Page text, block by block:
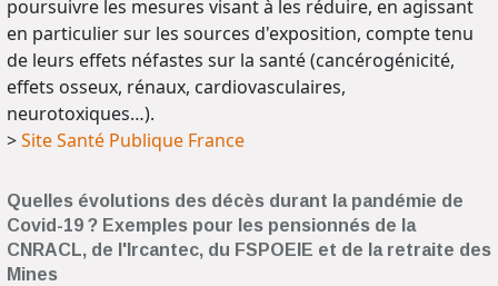
poursuivre les mesures visant à les réduire, en agissant
en particulier sur les sources d'exposition, compte tenu
de leurs effets néfastes sur la santé (cancérogénicité,
effets osseux, rénaux, cardiovasculaires,
neurotoxiques…).
>Site Santé Publique France
Quelles évolutions des décès durant la pandémie de
Covid-19 ? Exemples pour les pensionnés de la
CNRACL, de l'Ircantec, du FSPOEIE et de la retraite des
Mines